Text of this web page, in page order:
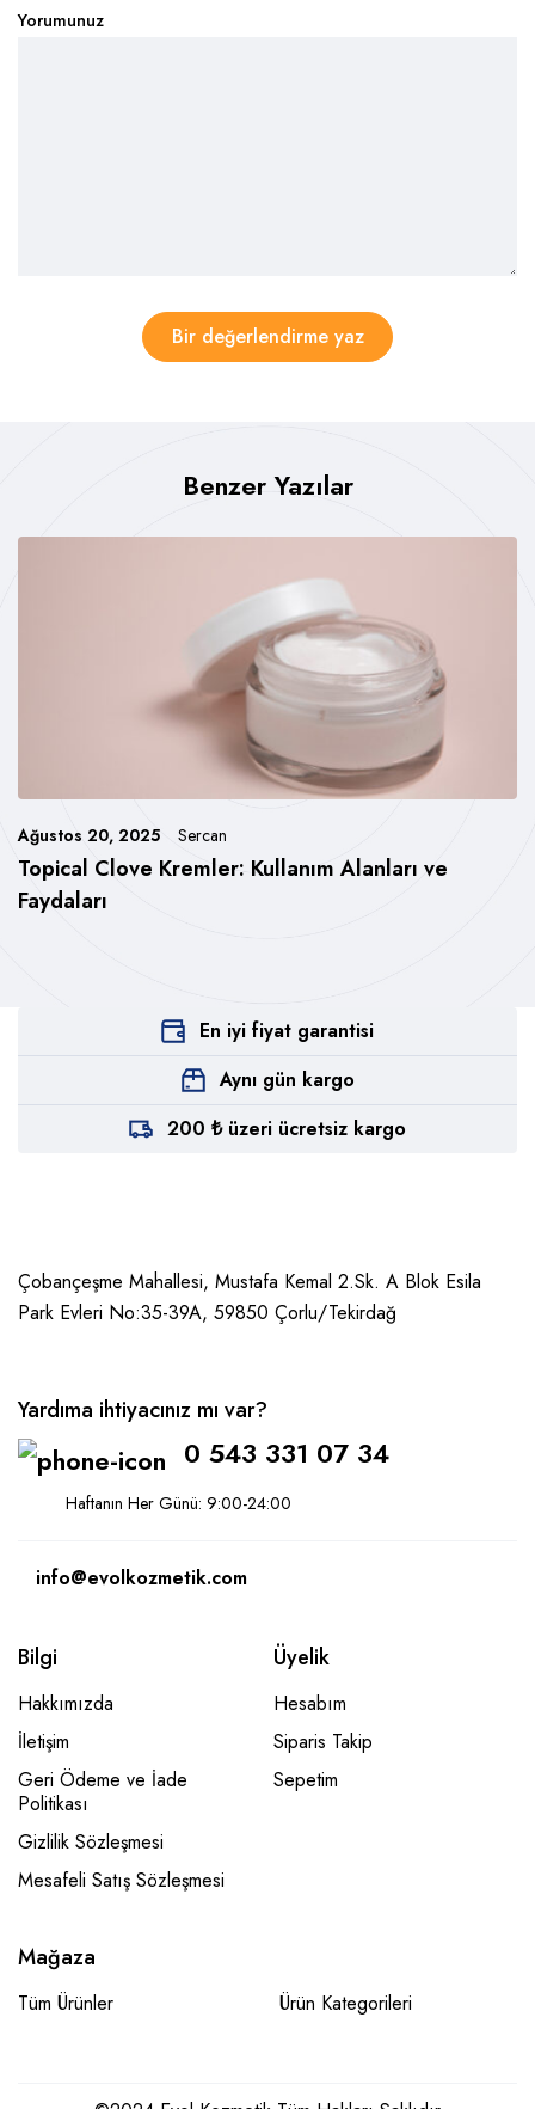
Yorumunuz
Bir değerlendirme yaz
Benzer Yazılar
Topical Clove Kremler: Kullanım Alanları ve
Faydaları
Ağustos 20, 2025 Sercan
En iyi fiyat garantisi
Aynı gün kargo
200 ₺ üzeri ücretsiz kargo
Çobançeşme Mahallesi, Mustafa Kemal 2.Sk. A Blok Esila
Park Evleri No:35-39A, 59850 Çorlu/Tekirdağ
Yardıma ihtiyacınız mı var?
0 543 331 07 34
Haftanın Her Günü: 9:00-24:00
info@evolkozmetik.com
Bilgi
Hakkımızda
İletişim
Geri Ödeme ve İade
Politikası
Gizlilik Sözleşmesi
Mesafeli Satış Sözleşmesi
Üyelik
Hesabım
Siparis Takip
Sepetim
Mağaza
Tüm Ürünler Ürün Kategorileri